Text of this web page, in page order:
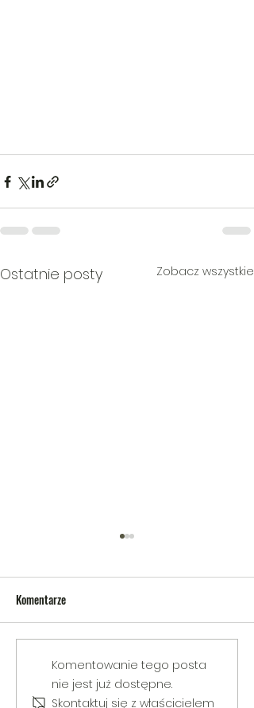
Ostatnie posty Zobacz wszystkie
V Gminny Turniej Szachowy o
Puchar Burmistrza Bełżyc
Komentarze
Komentowanie tego posta
nie jest już dostępne.
Skontaktuj się z właścicielem